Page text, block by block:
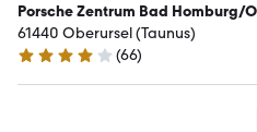
Porsche Zentrum Bad Homburg/
Sportwagen GmbH
61440 Oberursel (Taunus)
4.2 Sterne
(66)